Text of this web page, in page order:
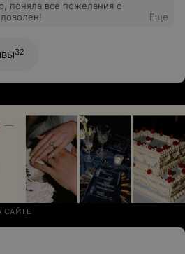
поняла все пожелания с
Еще
32
САЙТЕ